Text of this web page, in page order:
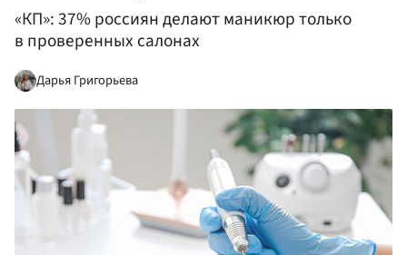
«КП»: 37% россиян делают маникюр только
в проверенных салонах
Дарья Григорьева